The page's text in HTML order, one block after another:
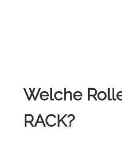
Welche
RACK?